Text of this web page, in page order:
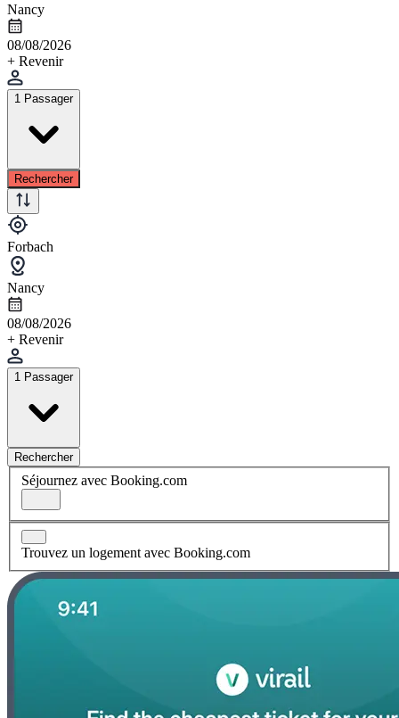
Nancy
08/08/2026
+ Revenir
1 Passager
Rechercher
Forbach
Nancy
08/08/2026
+ Revenir
1 Passager
Rechercher
Séjournez avec Booking.com
Trouvez un logement avec Booking.com